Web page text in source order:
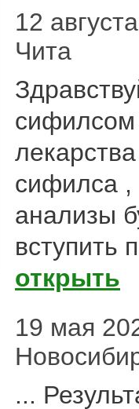
12
Чита
сифилсом
сифилса ,
анализы
вступить
открыть
19 мая
...